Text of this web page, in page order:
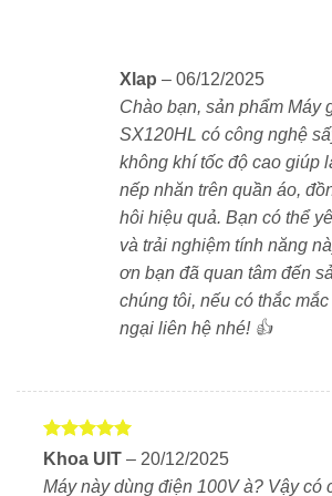
Kích thước: 63 x 71.6 x 106.5 cm
Máy được thiết kế cửa trước mở về
tác, phù hợp với không gian
chung cư cao cấp hoặc nhà phố.
Model này cũng được nhà sản xuất
nạp chất tẩy rửa tự động.
Hai ngăn chứa lớn ở mặt trên của
nghệ AI sẽ tự tính lượng chất tẩy rửa
lần giặt, tùy theo chế độ và lượng
Xlap – 06/12/2025
Chào bạn, sản phẩm Máy
SX120HL có công nghệ
không khí tốc độ cao giúp
nếp nhăn trên quần áo,
hôi hiệu quả. Bạn có thể
và trải nghiệm tính năng
ơn bạn đã quan tâm đến
chúng tôi, nếu có thắc
ngại liên hệ nhé! 👍
Được xếp
sao
Khoa UIT – 20/12/2025
Máy này dùng điện 100V à? Vậy có